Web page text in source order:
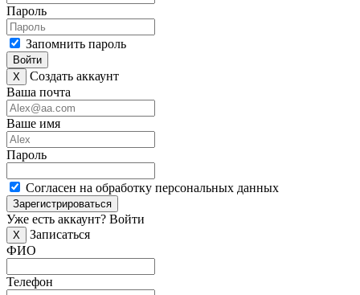
Пароль
Запомнить пароль
Войти
X
Создать аккаунт
Ваша почта
Ваше имя
Пароль
Согласен на обработку персональных данных
Зарегистрироваться
Уже есть аккаунт? Войти
X
Записаться
ФИО
Телефон